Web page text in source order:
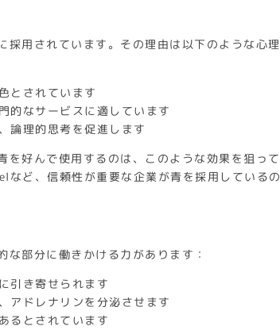
用されています。その理由は以下のような心理
とされています
なサービスに適しています
論理的思考を促進します
好んで使用するのは、このような効果を狙って
ど、信頼性が重要な企業が青を採用しているの
部分に働きかける力があります：
引き寄せられます
ドレナリンを分泌させます
るとされています